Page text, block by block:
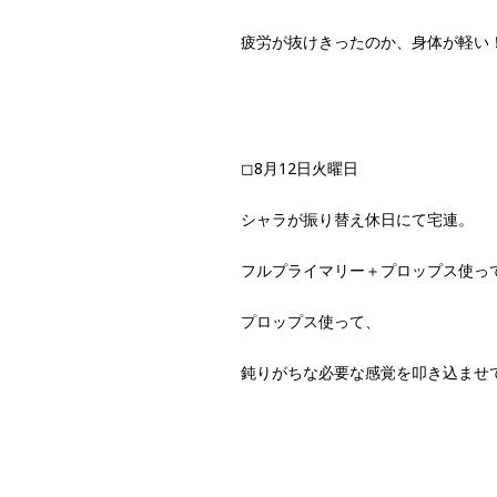
疲労が抜けきったのか、身体が軽い！
◻︎8月12日火曜日
シャラが振り替え休日にて宅連。
フルプライマリー＋プロップス使っ
プロップス使って、
鈍りがちな必要な感覚を叩き込ませ